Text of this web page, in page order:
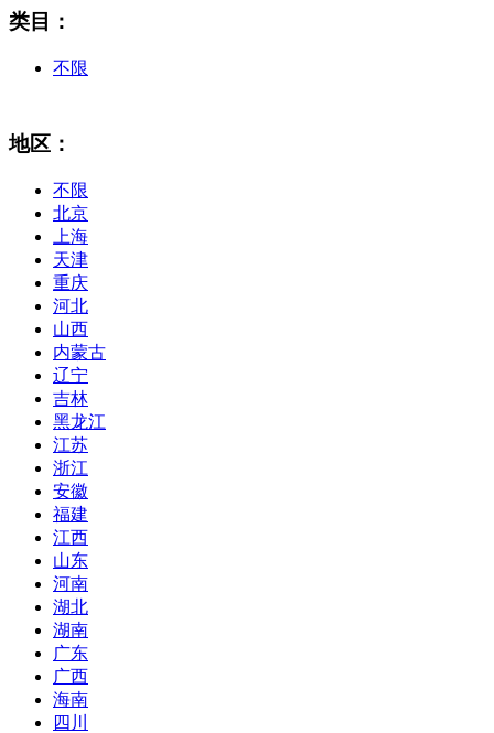
类目：
不限
地区：
不限
北京
上海
天津
重庆
河北
山西
内蒙古
辽宁
吉林
黑龙江
江苏
浙江
安徽
福建
江西
山东
河南
湖北
湖南
广东
广西
海南
四川